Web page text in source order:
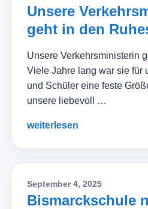
Unsere
geht in den
Unsere Verkehrsministerin
Viele Jahre lang war sie für
und Schüler eine feste
unsere liebevoll …
weiterlesen
September 4, 2025
Bismarckschule